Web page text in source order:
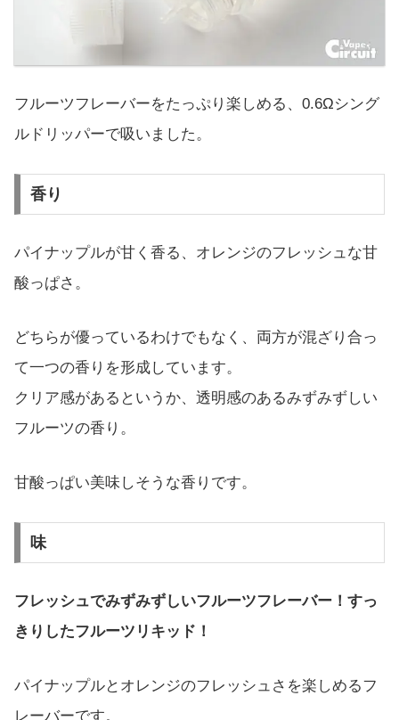
フルーツフレーバーをたっぷり楽しめる、0.6Ωシング
ルドリッパーで吸いました。
香り
パイナップルが甘く香る、オレンジのフレッシュな甘
酸っぱさ。
どちらが優っているわけでもなく、両方が混ざり合っ
て一つの香りを形成しています。
クリア感があるというか、透明感のあるみずみずしい
フルーツの香り。
甘酸っぱい美味しそうな香りです。
味
フレッシュでみずみずしいフルーツフレーバー！すっ
きりしたフルーツリキッド！
パイナップルとオレンジのフレッシュさを楽しめるフ
レーバーです。